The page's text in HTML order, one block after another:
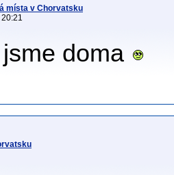
místa v Chorvatsku
doma